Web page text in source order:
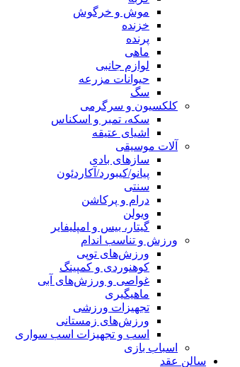
موش و خرگوش
خزنده
پرنده
ماهی
لوازم جانبی
حیوانات مزرعه
سگ
کلکسیون و سرگرمی
سکه، تمبر و اسکناس
اشیای عتیقه
آلات موسیقی
سازهای بادی
پیانو/کیبورد/آکاردئون
سنتی
درام و پرکاشن
ویولن
گیتار، بیس و امپلیفایر
ورزش و تناسب اندام
ورزش‌های توپی
کوهنوردی و کمپینگ
غواصی و ورزش‌های آبی
ماهیگیری
تجهیزات ورزشی
ورزش‌های زمستانی
اسب و تجهیزات اسب سواری
اسباب‌ بازی
سالن عقد